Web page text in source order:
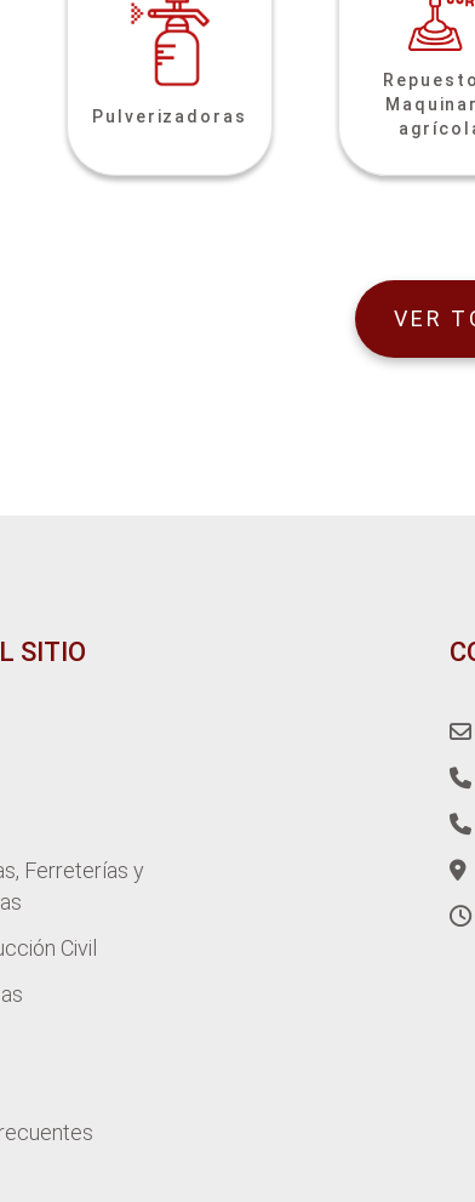
Pulverizadoras
VER
SITIO
Ferreterías y
Civil